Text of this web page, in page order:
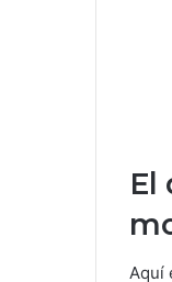
El
Aquí